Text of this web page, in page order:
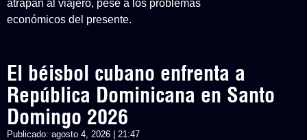
atrapan al viajero, pese a los problemas
económicos del presente.
El béisbol cubano enfrenta a
República Dominicana en Santo
Domingo 2026
Publicado: agosto 4, 2026 | 21:47